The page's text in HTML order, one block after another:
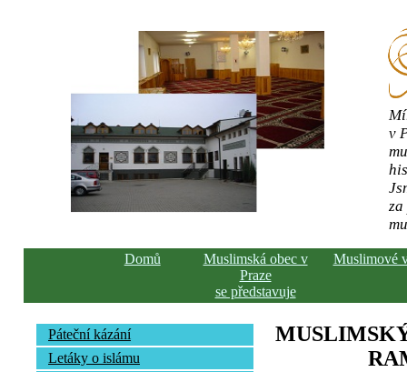
v
Domů
Muslimská obec v
Praze
se představuje
Muslimové
Páteční kázání
Letáky o islámu